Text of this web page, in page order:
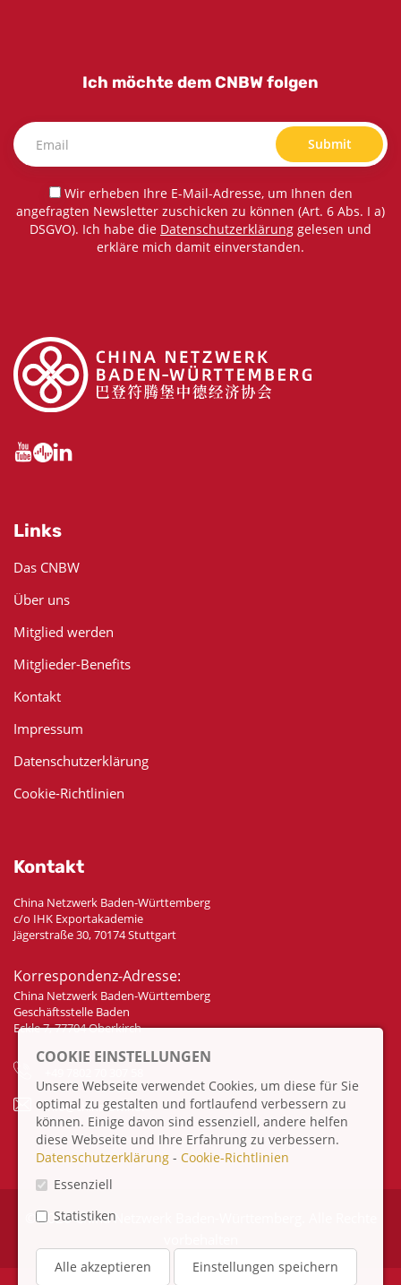
Ich möchte dem CNBW folgen
Submit
Wir erheben Ihre E-Mail-Adresse, um Ihnen den
angefragten Newsletter zuschicken zu können (Art. 6 Abs. I a)
DSGVO). Ich habe die Datenschutzerklärung gelesen und
erkläre mich damit einverstanden.
Links
Das CNBW
Über uns
Mitglied werden
Mitglieder-Benefits
Kontakt
Impressum
Datenschutzerklärung
Cookie-Richtlinien
Kontakt
China Netzwerk Baden-Württemberg
c/o IHK Exportakademie
Jägerstraße 30, 70174 Stuttgart
Korrespondenz-Adresse:
China Netzwerk Baden-Württemberg
Geschäftsstelle Baden
Eckle 7, 77704 Oberkirch
info@china-bw.net
© 2026 China Netzwerk Baden-Württemberg. Alle Rechte
COOKIE EINSTELLUNGEN
Unsere Webseite verwendet Cookies, um diese für Sie
optimal zu gestalten und fortlaufend verbessern zu
können. Einige davon sind essenziell, andere helfen
diese Webseite und Ihre Erfahrung zu verbessern.
Datenschutzerklärung - Cookie-Richtlinien
Essenziell
Statistiken
Alle akzeptieren Einstellungen speichern